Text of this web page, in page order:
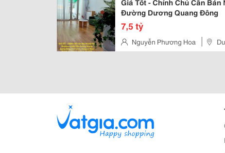
Đường Dương Quang Đông
7,5 tỷ
Nguyễn Phương Hoa